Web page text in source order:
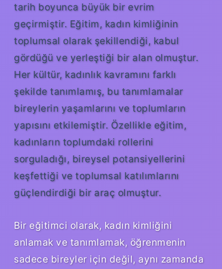
tarih boyunca büyük bir evrim
geçirmiştir. Eğitim, kadın kimliğinin
toplumsal olarak şekillendiği, kabul
gördüğü ve yerleştiği bir alan olmuştur.
Her kültür, kadınlık kavramını farklı
şekilde tanımlamış, bu tanımlamalar
bireylerin yaşamlarını ve toplumların
yapısını etkilemiştir. Özellikle eğitim,
kadınların toplumdaki rollerini
sorguladığı, bireysel potansiyellerini
keşfettiği ve toplumsal katılımlarını
güçlendirdiği bir araç olmuştur.
Bir eğitimci olarak, kadın kimliğini
anlamak ve tanımlamak, öğrenmenin
sadece bireyler için değil, aynı zamanda